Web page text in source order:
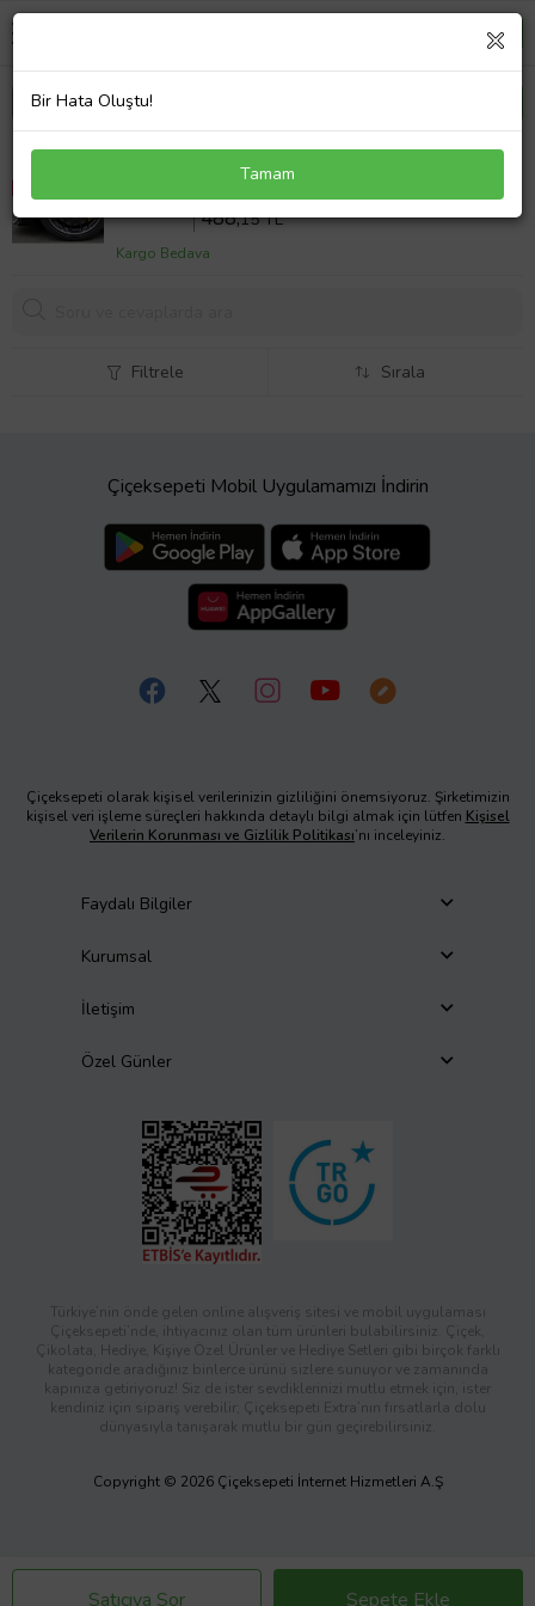
Honda Stream Uyumlu Brembo Sarı Kaliper Kapağı
4 Parça Ön Arka Set (Karışık)
Sepette %18 İndirim
488,15 TL
Kargo Bedava
Satıcıya Sor Sepete Ekle
Filtrele Sırala
Çiçeksepeti Mobil Uygulamamızı İndirin
Çiçeksepeti olarak kişisel verilerinizin gizliliğini önemsiyoruz. Şirketimizin
kişisel veri işleme süreçleri hakkında detaylı bilgi almak için lütfen Kişisel
Verilerin Korunması ve Gizlilik Politikası’nı inceleyiniz.
Faydalı Bilgiler
Kurumsal
İletişim
Özel Günler
Türkiye’nin önde gelen online alışveriş sitesi ve mobil uygulaması
Çiçeksepeti’nde, ihtiyacınız olan tüm ürünleri bulabilirsiniz. Çiçek,
Çikolata, Hediye, Kişiye Özel Ürünler ve Hediye Setleri gibi birçok farklı
kategoride aradığınız binlerce ürünü sizlere sunuyor ve zamanında
kapınıza getiriyoruz! Siz de ister sevdiklerinizi mutlu etmek için, ister
kendiniz için sipariş verebilir; Çiçeksepeti Extra’nın fırsatlarla dolu
dünyasıyla tanışarak mutlu bir gün geçirebilirsiniz.
Copyright © 2026 Çiçeksepeti İnternet Hizmetleri A.Ş
Bir Hata Oluştu!
Tamam